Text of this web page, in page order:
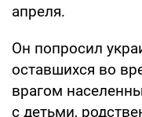
апреля.
Он попросил
оставшихся во
врагом
с детьми,